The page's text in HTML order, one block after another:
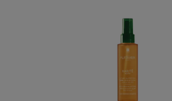
nutrition
intense